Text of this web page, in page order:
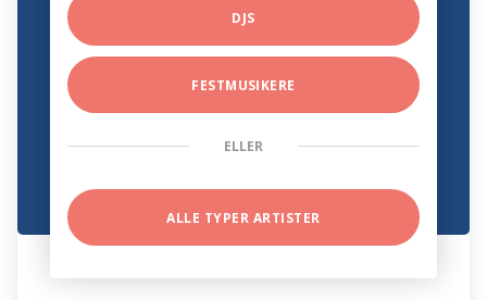
DJS
FESTMUSIKERE
ELLER
ALLE TYPER ARTISTER